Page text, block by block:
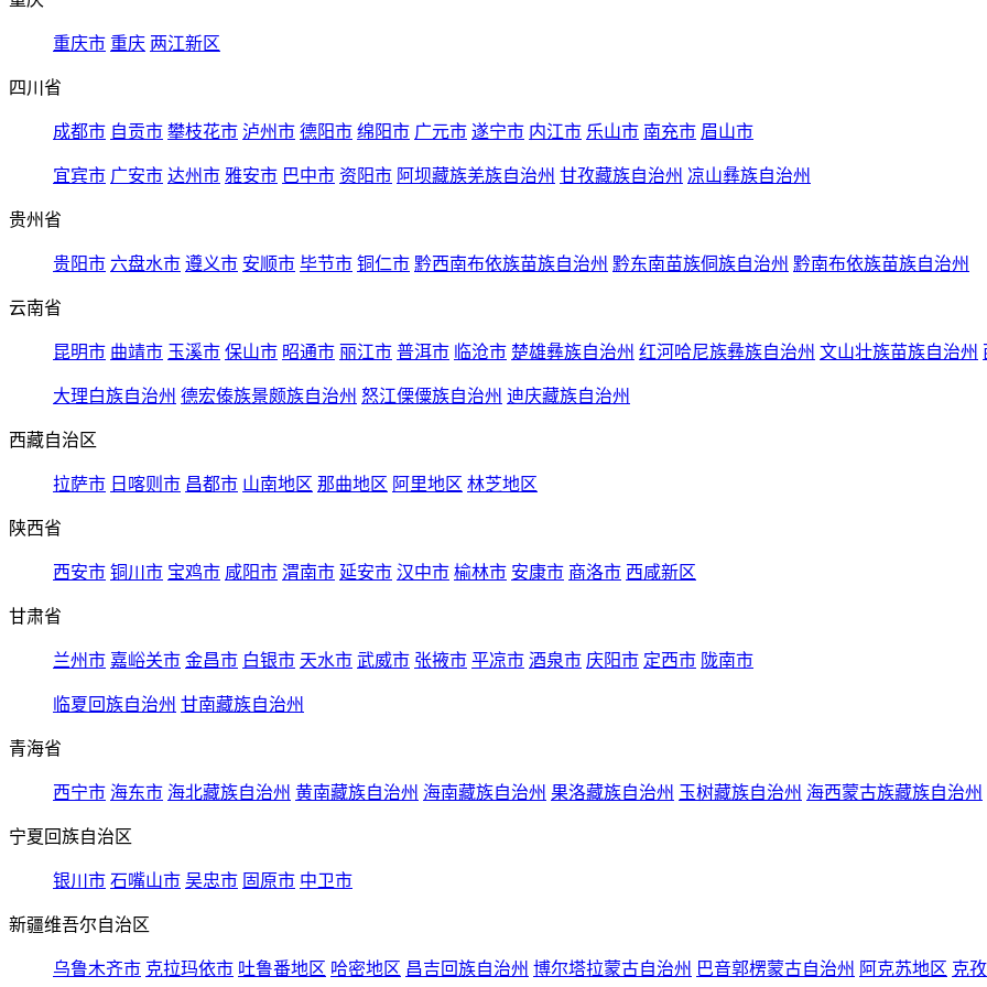
重庆市 重庆 两江新区
四川省
成都市 自贡市 攀枝花市 泸州市 德阳市 绵阳市 广元市 遂宁市 内江市 乐山市 南充市 眉山市
宜宾市 广安市 达州市 雅安市 巴中市 资阳市 阿坝藏族羌族自治州 甘孜藏族自治州 凉山彝族自治州
贵州省
贵阳市 六盘水市 遵义市 安顺市 毕节市 铜仁市 黔西南布依族苗族自治州 黔东南苗族侗族自治州 黔南布依族苗族自治州
云南省
昆明市 曲靖市 玉溪市 保山市 昭通市 丽江市 普洱市 临沧市 楚雄彝族自治州 红河哈尼族彝族自治州 文山壮族苗族自治州
大理白族自治州 德宏傣族景颇族自治州 怒江傈僳族自治州 迪庆藏族自治州
西藏自治区
拉萨市 日喀则市 昌都市 山南地区 那曲地区 阿里地区 林芝地区
陕西省
西安市 铜川市 宝鸡市 咸阳市 渭南市 延安市 汉中市 榆林市 安康市 商洛市 西咸新区
甘肃省
兰州市 嘉峪关市 金昌市 白银市 天水市 武威市 张掖市 平凉市 酒泉市 庆阳市 定西市 陇南市
临夏回族自治州 甘南藏族自治州
青海省
西宁市 海东市 海北藏族自治州 黄南藏族自治州 海南藏族自治州 果洛藏族自治州 玉树藏族自治州 海西蒙古族藏族自治州
宁夏回族自治区
银川市 石嘴山市 吴忠市 固原市 中卫市
新疆维吾尔自治区
乌鲁木齐市 克拉玛依市 吐鲁番地区 哈密地区 昌吉回族自治州 博尔塔拉蒙古自治州 巴音郭楞蒙古自治州 阿克苏地区 克